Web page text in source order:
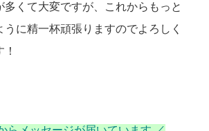
多くて大変ですが、これからもっと
うに精一杯頑張りますのでよろしく